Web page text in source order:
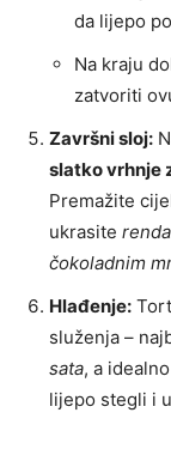
da lijepo
Na kraju
zatvoriti
Završni sloj:
slatko vrhnje
Premažite
ukrasite
čokoladnim
Hlađenje:
služenja –
sata, a
lijepo stegli i